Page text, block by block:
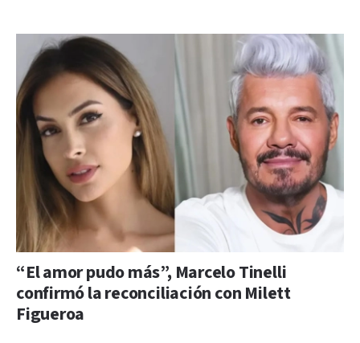
“El amor pudo más”, Marcelo Tinelli
confirmó la reconciliación con Milett
Figueroa